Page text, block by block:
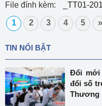
File đính kèm:
_TT01-
1 2 3 4 5 »
TIN NỔI BẬT
Đổi mới
đổi số
Thương